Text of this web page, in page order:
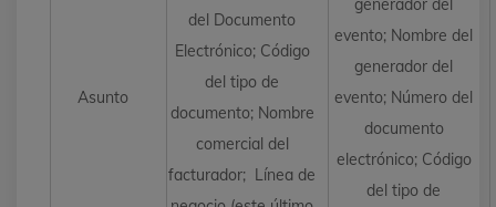
Asunto
del Documento
Electrónico; Código
del tipo de
documento; Nombre
comercial del
facturador; Línea de
generador del
evento; Nombre del
generador del
evento; Número del
documento
electrónico; Código
del tipo de